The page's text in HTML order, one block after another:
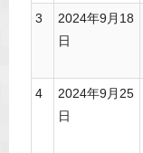
3
2024年9月18
日
4
2024年9月25
日